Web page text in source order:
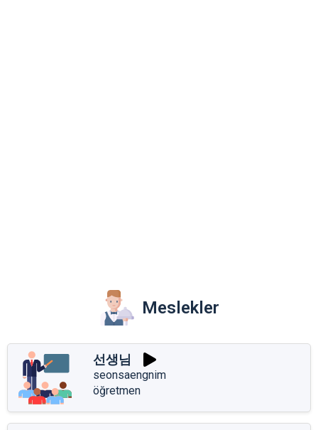
Meslekler
선생님
seonsaengnim
öğretmen